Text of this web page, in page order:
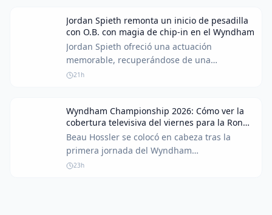
Jordan Spieth remonta un inicio de pesadilla
con O.B. con magia de chip-in en el Wyndham
Jordan Spieth ofreció una actuación
memorable, recuperándose de una
penalización temprana por bola fuera de
remontada mantuvo vivas sus esperanzas de
un fuerte final y un puesto en los Playoffs de
la FedEx Cup.
21h
Wyndham Championship 2026: Cómo ver la
cobertura televisiva del viernes para la Ronda
2
Beau Hossler se colocó en cabeza tras la
primera jornada del Wyndham
Championship. Descubra dónde y cuándo ver
23h